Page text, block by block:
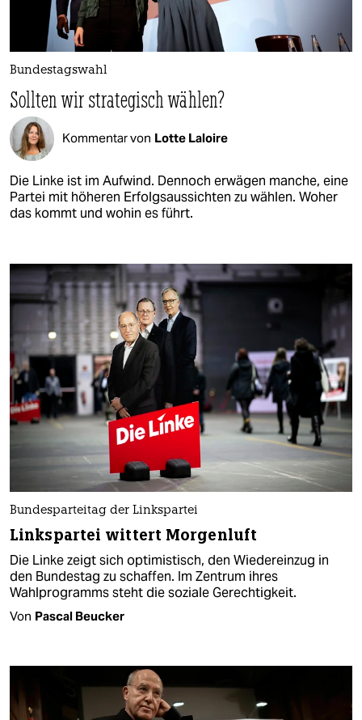
Bundestagswahl
Sollten wir strategisch wählen?
Kommentar von Lotte Laloire
Die Linke ist im Aufwind. Dennoch erwägen manche, eine
Partei mit höheren Erfolgsaussichten zu wählen. Woher
das kommt und wohin es führt.
Bundesparteitag der Linkspartei
Linkspartei wittert Morgenluft
Die Linke zeigt sich optimistisch, den Wiedereinzug in
den Bundestag zu schaffen. Im Zentrum ihres
Wahlprogramms steht die soziale Gerechtigkeit.
Von Pascal Beucker